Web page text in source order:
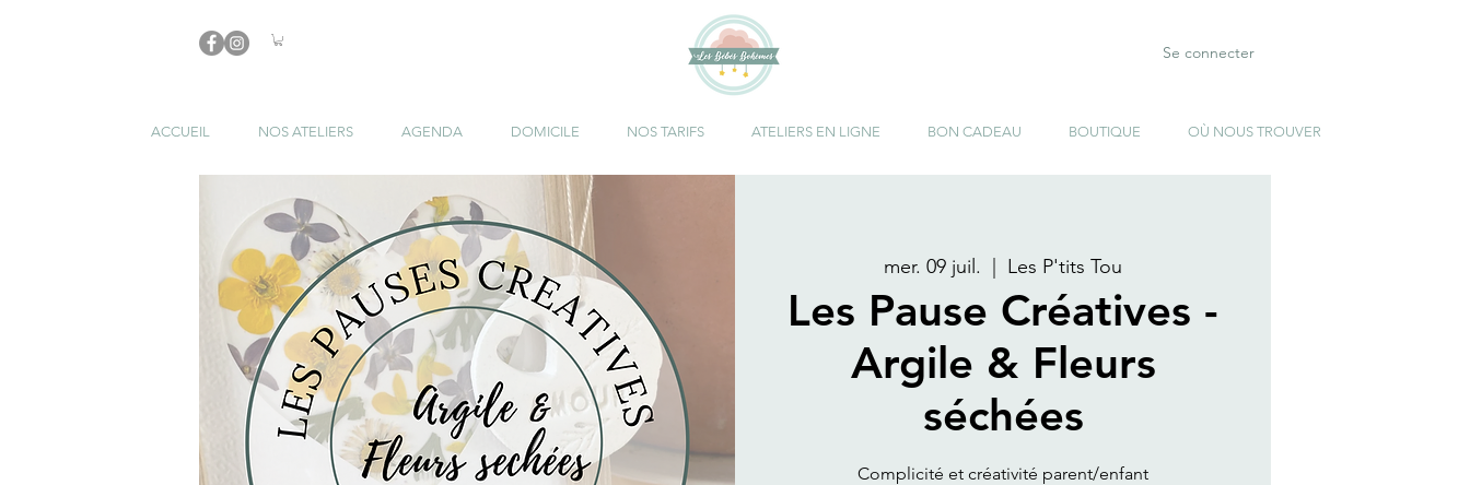
Se connecter
ACCUEIL NOS ATELIERS AGENDA DOMICILE NOS TARIFS ATELIERS EN LIGNE BON CADEAU BOUTIQUE OÙ NOUS TROUVER
mer. 09 juil.
  |
Les P'tits Tou
Les Pause Créatives -
Argile & Fleurs
séchées
Complicité et créativité parent/enfant